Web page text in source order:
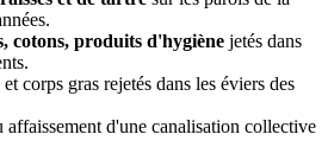
cotons, produits d'hygiène jetés dans
corps gras rejetés dans les éviers des
affaissement d'une canalisation collective